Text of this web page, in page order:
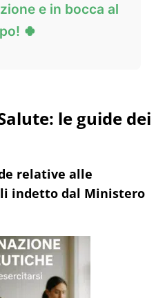
e in bocca al
🍀
le guide dei
relative alle
indetto dal Ministero